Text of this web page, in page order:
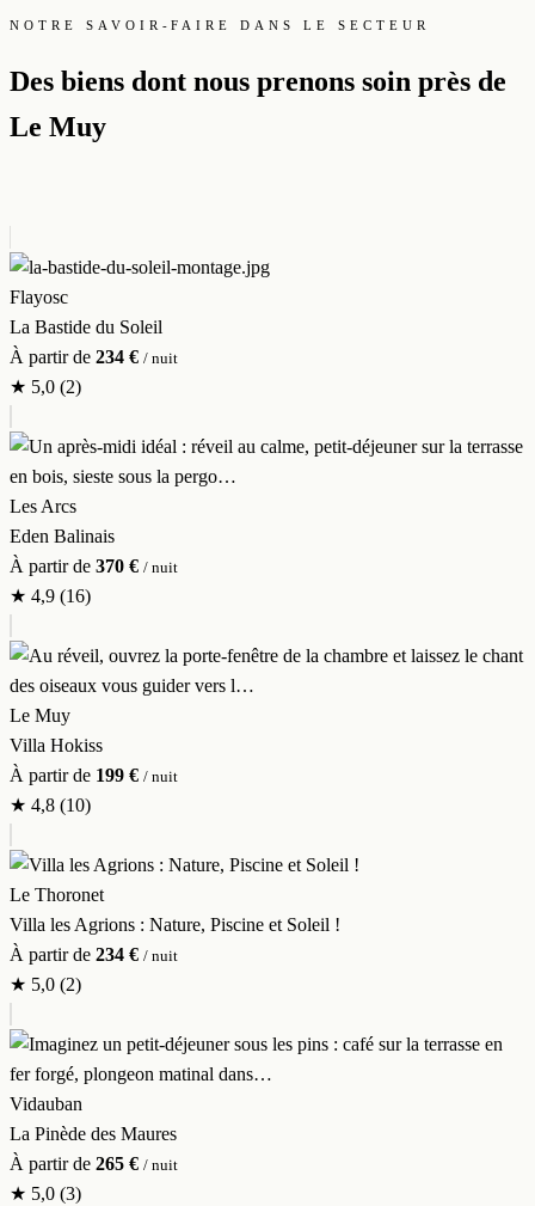
NOTRE SAVOIR-FAIRE DANS LE SECTEUR
Des biens dont nous prenons soin près de
Le Muy
Flayosc
La Bastide du Soleil
À partir de 234 € / nuit
★ 5,0 (2)
Les Arcs
Eden Balinais
À partir de 370 € / nuit
★ 4,9 (16)
Le Muy
Villa Hokiss
À partir de 199 € / nuit
★ 4,8 (10)
Le Thoronet
Villa les Agrions : Nature, Piscine et Soleil !
À partir de 234 € / nuit
★ 5,0 (2)
Vidauban
La Pinède des Maures
À partir de 265 € / nuit
★ 5,0 (3)